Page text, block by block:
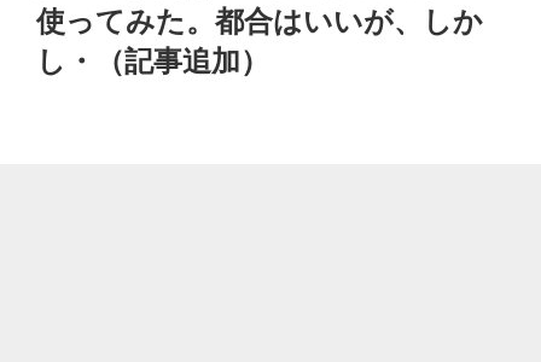
使ってみた。都合はいいが、しか
し・（記事追加）